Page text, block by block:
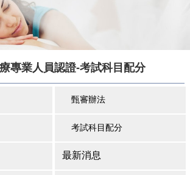
專業人員認證-考試科目配分
甄審辦法
考試科目配分
最新消息